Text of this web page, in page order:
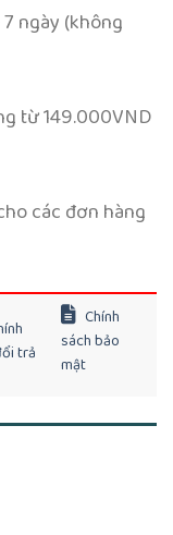
ngày (không
từ 149.000VND
các đơn hàng
trả
Chính
sách bảo
mật